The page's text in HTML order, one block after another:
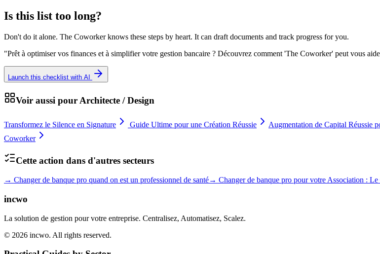
Is this list too long?
Don't do it alone. The Coworker knows these steps by heart. It can draft documents and track progress for you.
"Prêt à optimiser vos finances et à simplifier votre gestion bancaire ? Découvrez comment 'The Coworker' peut vous
Launch this checklist with AI
Voir aussi pour Architecte / Design
Transformez le Silence en Signature Guide Ultime pour une Création Réussie Augmentation de Capital Réussie
Coworker
Cette action dans d'autres secteurs
→ Changer de banque pro quand on est un professionnel de santé→ Changer de banque pro pour votre Association :
incwo
La solution de gestion pour votre entreprise. Centralisez, Automatisez, Scalez.
© 2026 incwo. All rights reserved.